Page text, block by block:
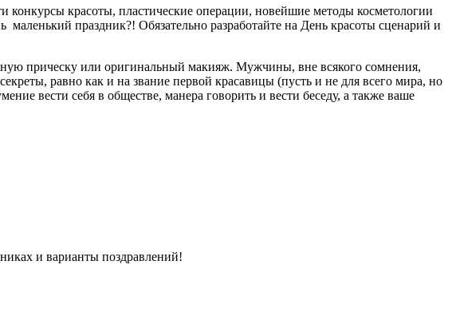
красоты, пластические операции, новейшие методы косметологии
праздник?! Обязательно разработайте на День красоты сценарий и
прическу или оригинальный макияж. Мужчины, вне всякого сомнения,
равно как и на звание первой красавицы (пусть и не для всего мира, но
вести себя в обществе, манера говорить и вести беседу, а также ваше
и варианты поздравлений!